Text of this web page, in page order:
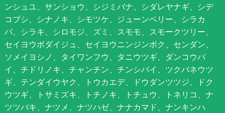
ンシュユ、サンショウ、シジミバナ、シダレヤナギ、シデ
コブシ、シナノキ、シモツケ、ジューンベリー、シラカ
バ、シラキ、シロモジ、ズミ、スモモ、スモークツリー、
セイヨウボダイジュ、セイヨウニンジンボク、センダン、
ソメイヨシノ、タイワンフウ、タニウツギ、ダンコウバ
イ、チドリノキ、チャンチン、チンシバイ、ツクバネウツ
ギ、テンダイウヤク、トウカエデ、ドウダンツツジ、ドク
ウツギ、トサミズキ、トチノキ、トチュウ、トネリコ、ナ
ツツバキ、ナツメ、ナツハゼ、ナナカマド、ナンキンハ